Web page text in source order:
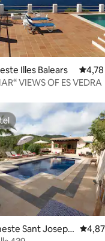
z 5, počet
Illes Balears
VIEWS OF ES VEDRA
z 5, počet
Sant Josep d